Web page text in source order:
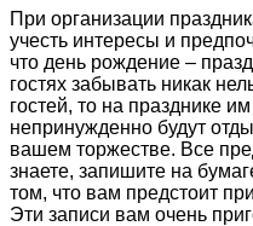
При организации
учесть интересы и
что день рождение –
гостях забывать никак
гостей, то на празднике
непринужденно будут
вашем торжестве. Все
знаете, запишите на
том, что вам предстоит
Эти записи вам очень